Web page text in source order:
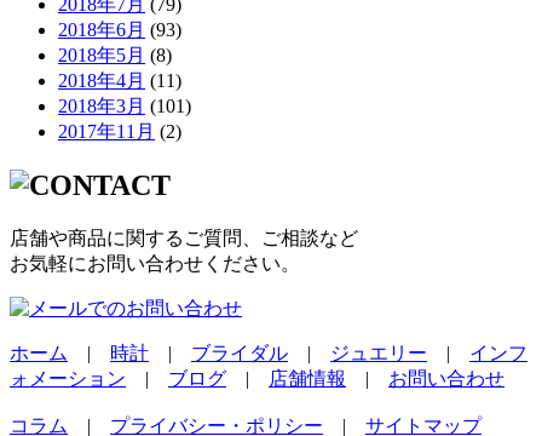
2018年6月 (93)
2018年5月 (8)
2018年4月 (11)
2018年3月 (101)
2017年11月 (2)
店舗や商品に関するご質問、ご相談など
お気軽にお問い合わせください。
ホーム | 時計 | ブライダル | ジュエリー | インフ
ォメーション | ブログ | 店舗情報 | お問い合わせ
コラム | プライバシー・ポリシー | サイトマップ